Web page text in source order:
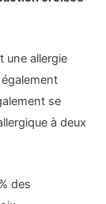
une allergie
se
à deux
des